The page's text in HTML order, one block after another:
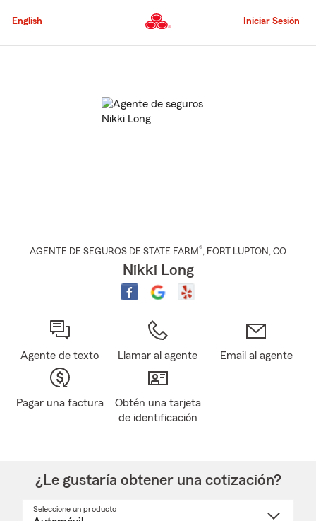
al
principal
English Iniciar Sesión
AGENTE DE SEGUROS DE STATE FARM®, FORT LUPTON , CO
Nikki Long
Agente de texto Llamar al agente Email al agente
Pagar una factura
Obtén una tarjeta
de identificación
¿Le gustaría obtener una cotización?
Seleccione un producto